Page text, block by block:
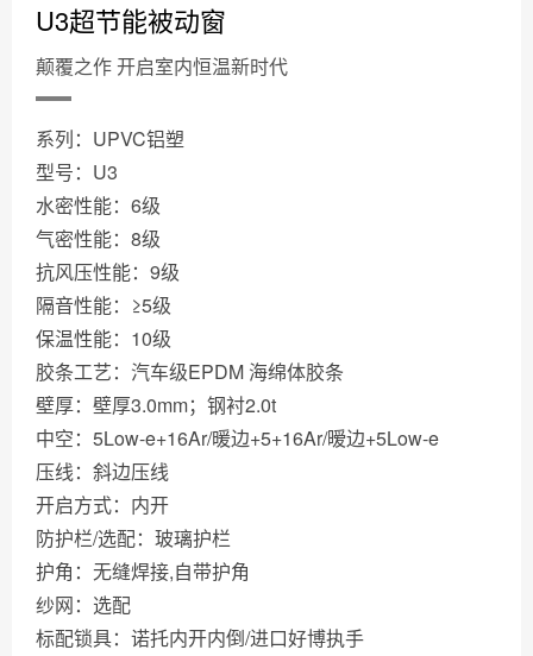
U3超节能被动窗
颠覆之作 开启室内恒温新时代
系列：UPVC铝塑
型号：U3
水密性能：6级
气密性能：8级
抗风压性能：9级
隔音性能：≥5级
保温性能：10级
胶条工艺：汽车级EPDM 海绵体胶条
壁厚：壁厚3.0mm；钢衬2.0t
中空：5Low-e+16Ar/暖边+5+16Ar/暧边+5Low-e
压线：斜边压线
开启方式：内开
防护栏/选配：玻璃护栏
护角：无缝焊接,自带护角
纱网：选配
标配锁具：诺托内开内倒/进口好博执手